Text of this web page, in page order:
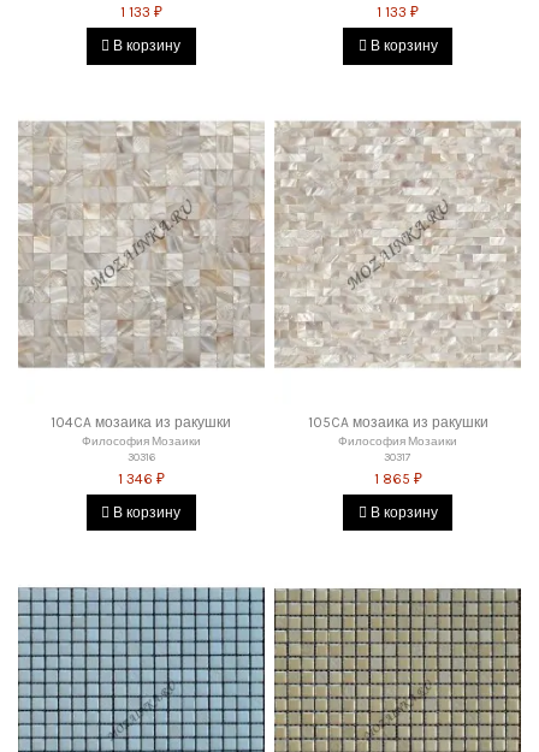
1 133 ₽
В корзину
1 133 ₽
В корзину
104CA мозаика из ракушки
Философия Мозаики
30316
1 346 ₽
В корзину
105CA мозаика из ракушки
Философия Мозаики
30317
1 865 ₽
В корзину